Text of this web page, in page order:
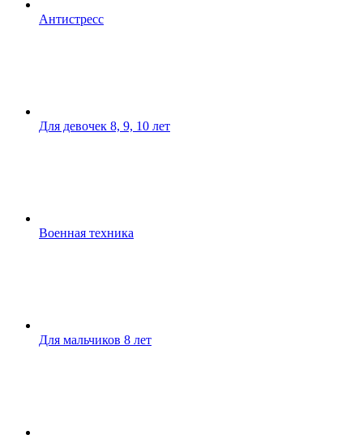
Антистресс
Для девочек 8, 9, 10 лет
Военная техника
Для мальчиков 8 лет